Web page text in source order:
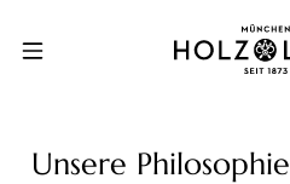
Zum Hauptinhalt springen
Unsere Philosophie